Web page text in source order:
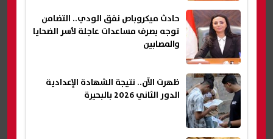
حادث ميكروباص نفق الودي.. التضامن
توجه بصرف مساعدات عاجلة لأسر الضحايا
والمصابين
ظهرت الآن.. نتيجة الشهادة الإعدادية
الدور الثاني 2026 بالبحيرة